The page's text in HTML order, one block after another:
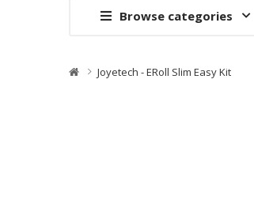
Browse categories
Joyetech - ERoll Slim Easy Kit